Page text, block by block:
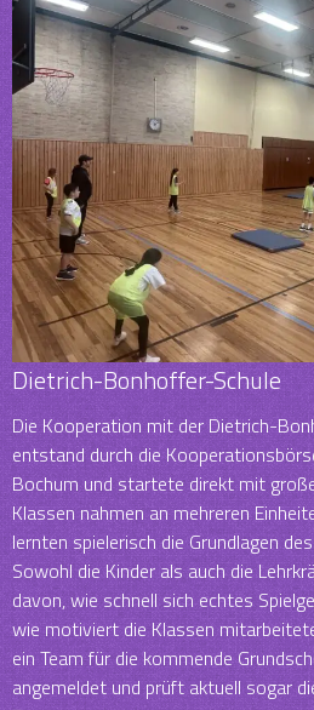
Dietrich-Bonhoffer-Schule
Die Kooperation mit der Dietrich-
entstand durch die
Bochum und startete direkt mit
Klassen nahmen an mehreren
lernten spielerisch die Grundlagen
Sowohl die Kinder als auch die
davon, wie schnell sich echtes
wie motiviert die Klassen
ein Team für die kommende
angemeldet und prüft aktuell sogar